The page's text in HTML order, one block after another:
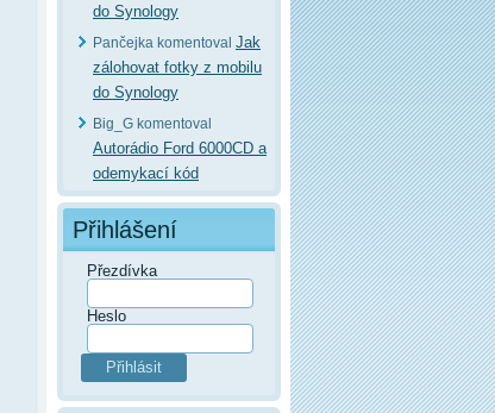
do Synology
Pančejka komentoval Jak
zálohovat fotky z mobilu
do Synology
Big_G komentoval
Autorádio Ford 6000CD a
odemykací kód
Přihlášení
Přezdívka
Heslo